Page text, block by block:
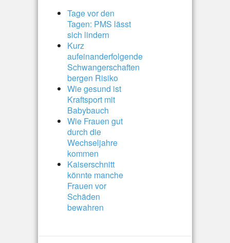
Tage vor den
Tagen: PMS lässt
sich lindern
Kurz
aufeinanderfolgende
Schwangerschaften
bergen Risiko
Wie gesund ist
Kraftsport mit
Babybauch
Wie Frauen gut
durch die
Wechseljahre
kommen
Kaiserschnitt
könnte manche
Frauen vor
Schäden
bewahren